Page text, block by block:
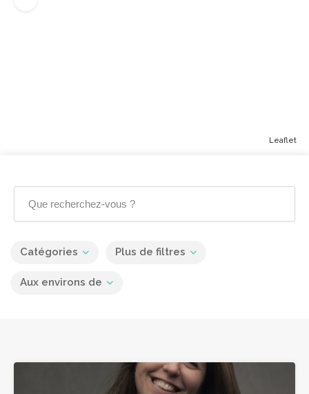
Catégories Plus de filtres
Aux environs de
Leaflet